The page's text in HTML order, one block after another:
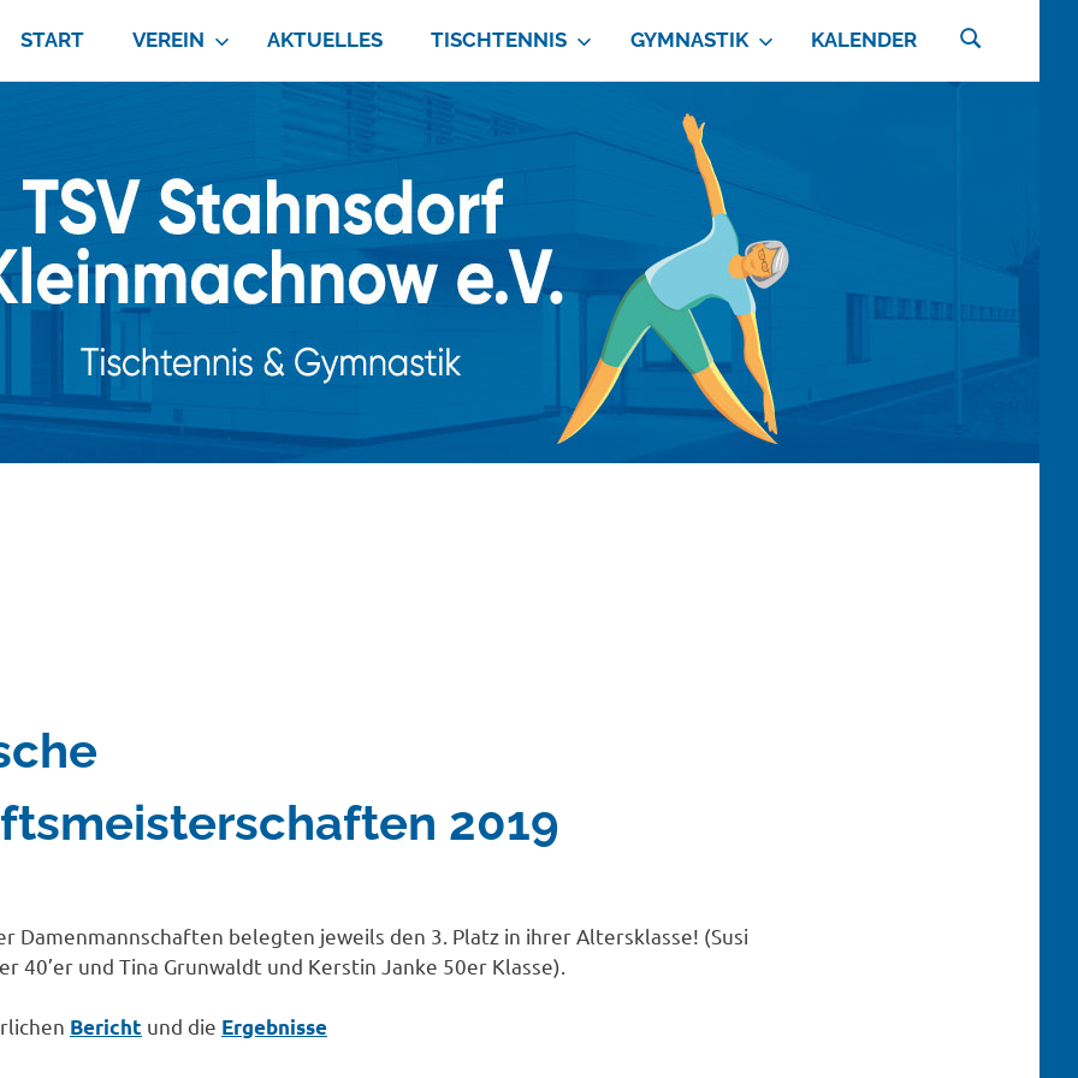
START VEREIN AKTUELLES TISCHTENNIS GYMNASTIK KALENDER
2019
Damenmannschaften belegten jeweils den 3. Platz in ihrer Altersklasse! (Susi
40’er und Tina Grunwaldt und Kerstin Janke 50er Klasse).
Bericht und die Ergebnisse